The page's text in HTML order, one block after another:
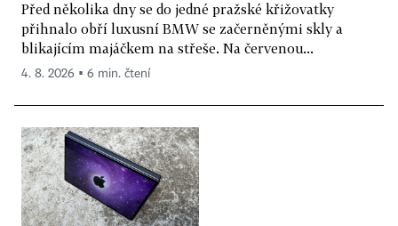
Před několika dny se do jedné pražské křižovatky
přihnalo obří luxusní BMW se začerněnými skly a
blikajícím majáčkem na střeše. Na červenou...
4. 8. 2026 ▪ 6 min. čtení